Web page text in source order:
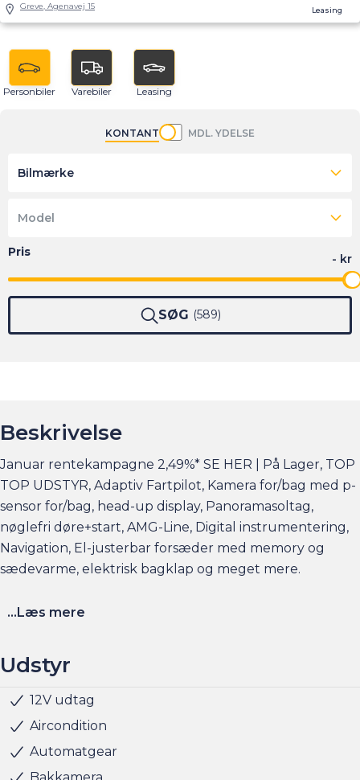
Leasing
Greve, Agenavej 15
Personbiler Varebiler Leasing
KONTANT MDL. YDELSE
Bilmærke
Model
SØG 589
Beskrivelse
Januar rentekampagne 2,49%* SE HER | På Lager, TOP
TOP UDSTYR, Adaptiv Fartpilot, Kamera for/bag med p-
sensor for/bag, head-up display, Panoramasoltag,
nøglefri døre+start, AMG-Line, Digital instrumentering,
Navigation, El-justerbar forsæder med memory og
sædevarme, elektrisk bagklap og meget mere.
Finansieringseksempel ved en bilpris på f.eks. 399.900
variabel 2,49%, Løbetid 96 måneder, ÅOP: 5,1%, Samlede
kredit omkostninger: 68.680,-
Elbilsinfo:
...Læs mere
Udstyr
12V udtag
Aircondition
Automatgear
Fartpilot
Fartpilot adaptiv
Fjernbetjent centrallås
Head-up display
Håndfri telefon
Klimaanlæg
Klimaanlæg 2-zoner
Kørecomputer
Multifunktionsrat
Musikstreaming via bluetooth
Navigation
Nøglefri døre
Nøglefri start
Parkeringssensor bag
Parkeringssensor for
Parkeringssensor for/bag
Radio
Servo
Sædevarme for
Udvendig temperaturmåler
Alufælge
Fuld LED forlygter
Metallak
Ambiente belysning
Armlæn
Glastag
Højdejusterbart førersæde
Højdejusterbart passagersæde
Justerbart rat
Kopholder
ABS
Airbag
Alarm
Dæktrykssensor
Isofix
Selealarm
Vejbaneassistent
Skiltegenkendelse